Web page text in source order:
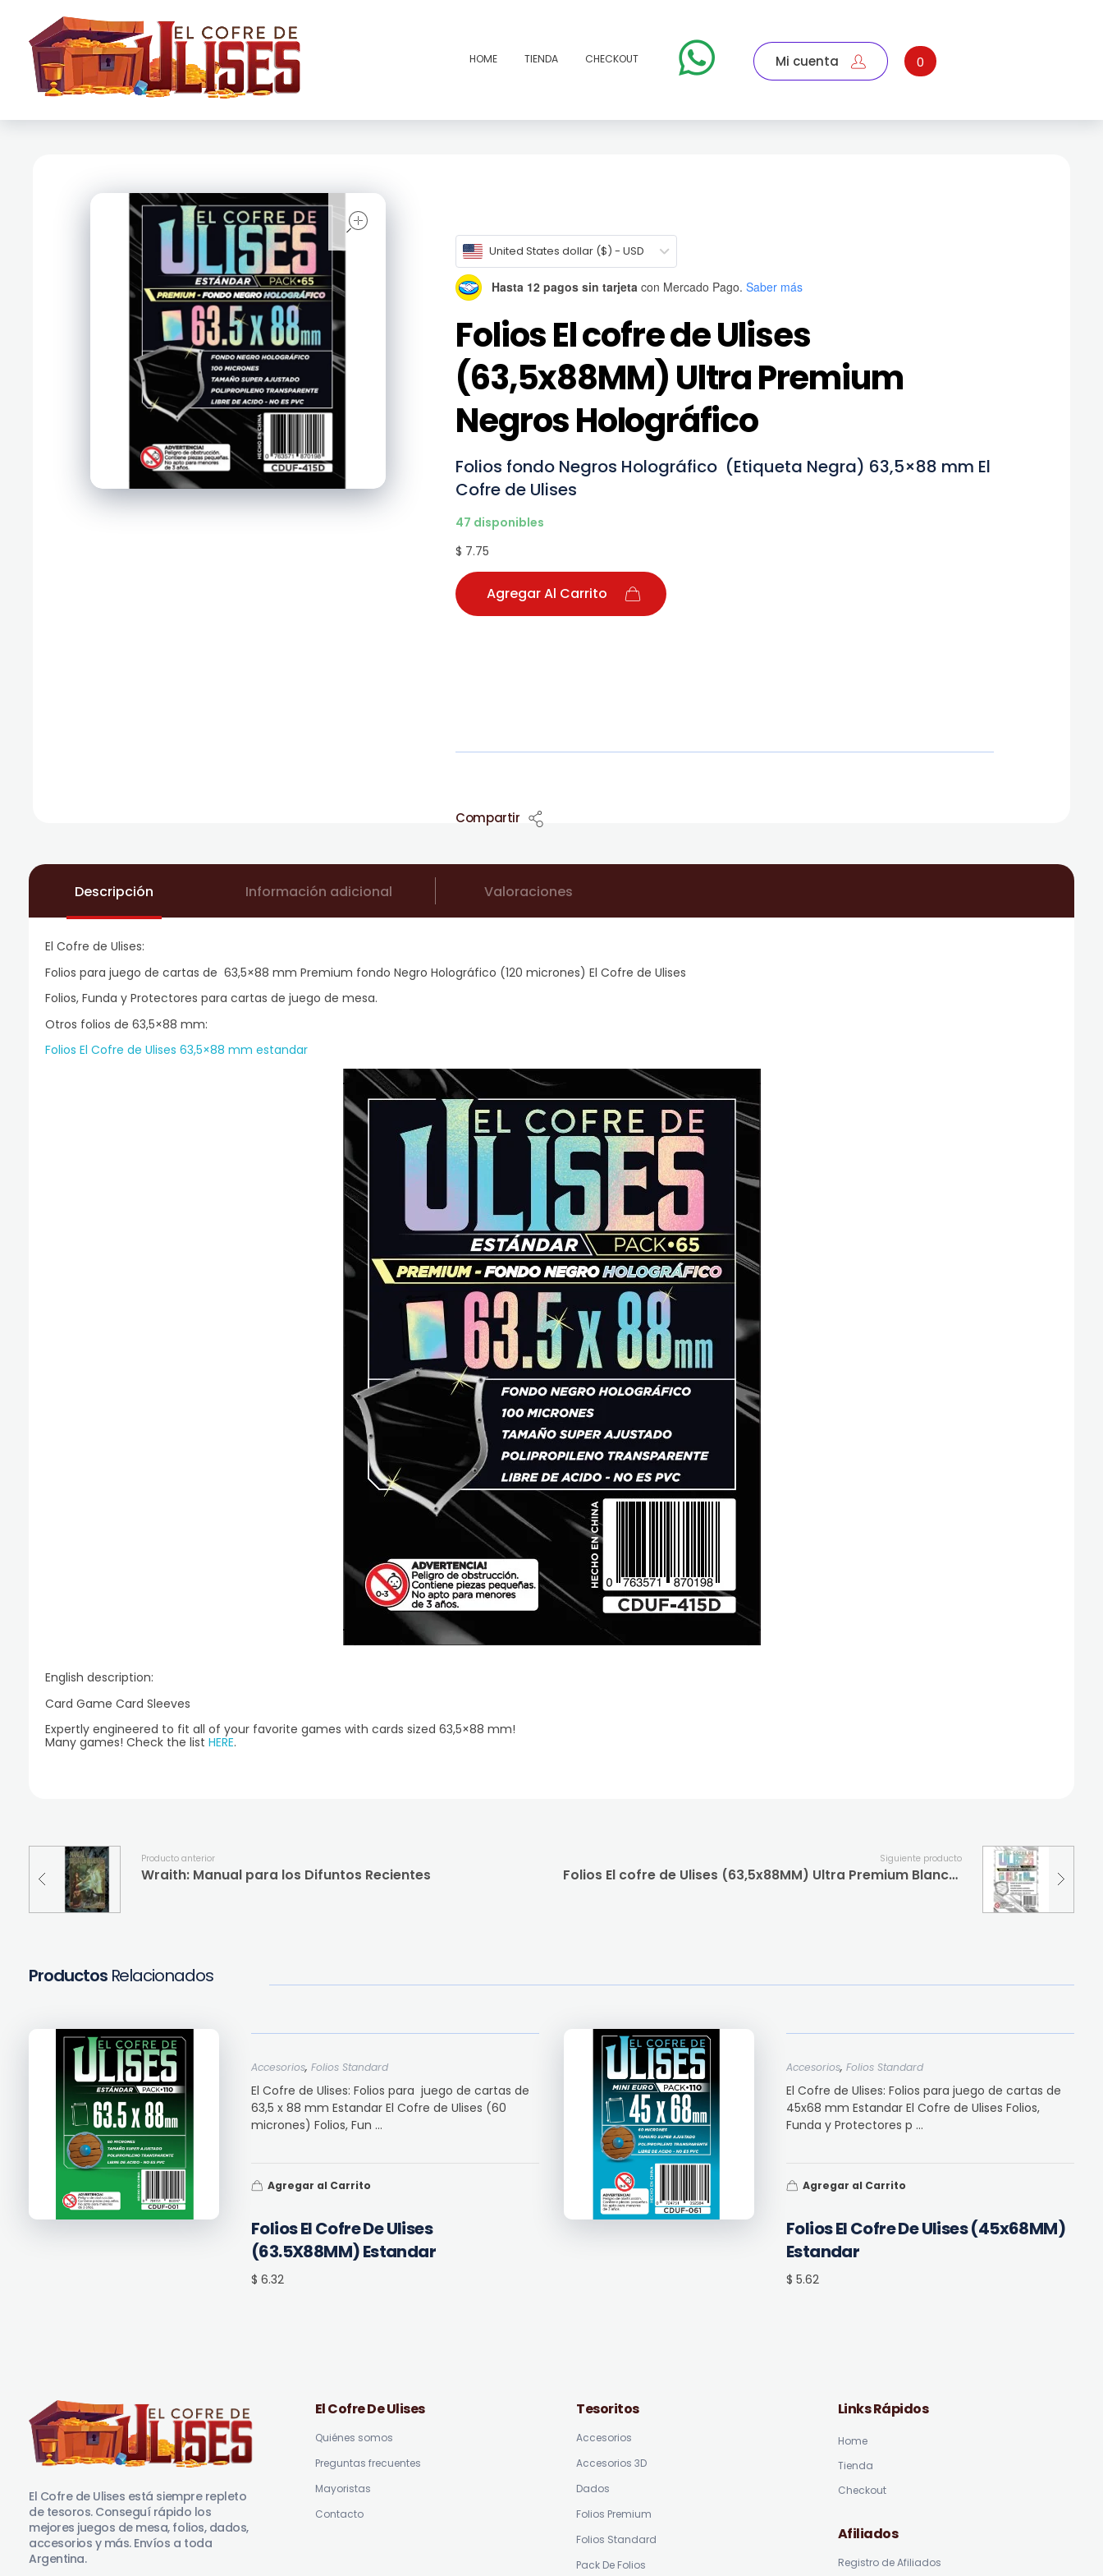
HOME TIENDA CHECKOUT Mi cuenta 0
Folios El cofre de Ulises
(63,5x88MM) Ultra Premium
Negros Holográfico
$ 7.75
United States dollar ($) - USD
Folios fondo Negros Holográfico (Etiqueta Negra) 63,5×88 mm El
Cofre de Ulises
47 disponibles
Hasta 12 pagos sin tarjeta con Mercado Pago. Saber más
Agregar Al Carrito
Compartir
Descripción Información adicional Valoraciones
El Cofre de Ulises:
Folios para juego de cartas de 63,5×88 mm Premium fondo Negro Holográfico (120 micrones) El Cofre de Ulises
Folios, Funda y Protectores para cartas de juego de mesa.
Otros folios de 63,5×88 mm:
Folios El Cofre de Ulises 63,5×88 mm estandar
English description:
Card Game Card Sleeves
Expertly engineered to fit all of your favorite games with cards sized 63,5×88 mm!
Many games! Check the list HERE.
Producto anterior
Wraith: Manual para los Difuntos Recientes
Siguiente producto
Folios El cofre de Ulises (63,5x88MM) Ultra Premium Blancos Holográfico (copia)
ProductosRelacionados
Folios El Cofre De Ulises
(63.5X88MM) Estandar
$ 6.32
Accesorios, Folios Standard
El Cofre de Ulises: Folios para juego de cartas de
63,5 x 88 mm Estandar El Cofre de Ulises (60
micrones) Folios, Fun ...
Agregar al Carrito
Folios El Cofre De Ulises (45x68MM)
Estandar
$ 5.62
Accesorios, Folios Standard
El Cofre de Ulises: Folios para juego de cartas de
45x68 mm Estandar El Cofre de Ulises Folios,
Funda y Protectores p ...
Agregar al Carrito
El Cofre de Ulises está siempre repleto
de tesoros. Conseguí rápido los
mejores juegos de mesa, folios, dados,
accesorios y más. Envíos a toda
Argentina.
El Cofre De Ulises
Quiénes somos
Preguntas frecuentes
Mayoristas
Contacto
Tesoritos
Accesorios
Accesorios 3D
Dados
Folios Premium
Folios Standard
Pack De Folios
Links Rápidos
Home
Tienda
Checkout
Afiliados
Registro de Afiliados